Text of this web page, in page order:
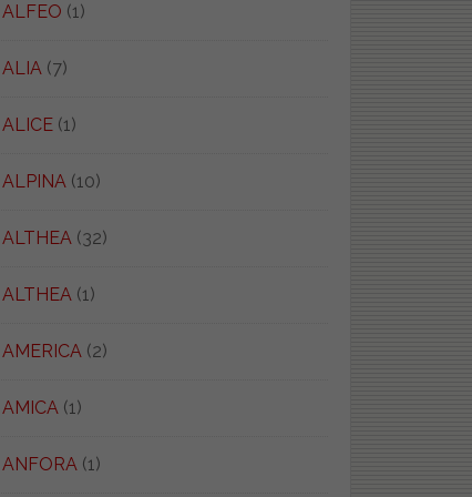
ALFEO (1)
ALIA(7)
ALICE(1)
ALPINA(10)
ALTHEA(32)
ALTHEA(1)
AMERICA(2)
AMICA(1)
ANFORA(1)